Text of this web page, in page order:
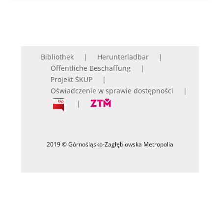
Bibliothek
Herunterladbar
Öffentliche Beschaffung
Projekt ŚKUP
Oświadczenie w sprawie dostępności
2019 © Górnośląsko-Zagłębiowska Metropolia